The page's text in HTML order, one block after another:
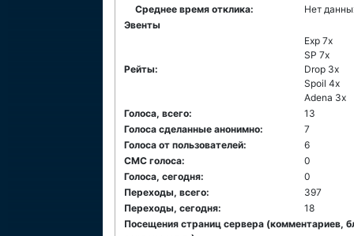
Среднее время отклика:
Нет
Эвенты
Рейты:
Exp 7x
SP 7x
Drop 3x
Spoil 4x
Adena 3x
Голоса, всего:
13
Голоса сделанные анонимно:
7
Голоса от пользователей:
6
СМС голоса:
0
Голоса, сегодня:
0
Переходы, всего:
397
Переходы, сегодня:
18
Посещения страниц сервера (комментариев,